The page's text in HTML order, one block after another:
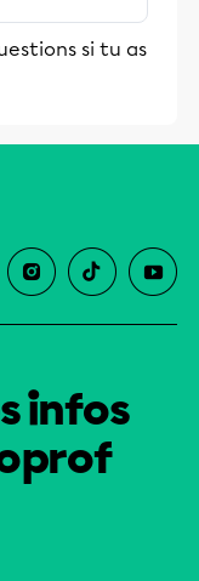
si tu as
infos